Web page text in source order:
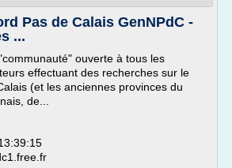
Pas de Calais GenNPdC -
...
ouverte à tous les
effectuant des recherches sur le
(et les anciennes provinces du
de...